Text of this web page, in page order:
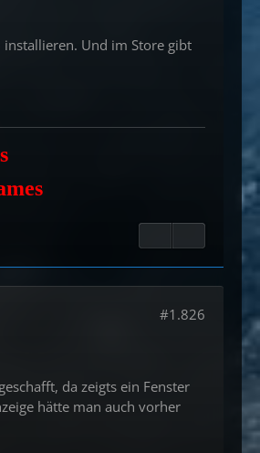
installieren. Und im Store gibt
#1.826
da zeigts ein Fenster
hätte man auch vorher